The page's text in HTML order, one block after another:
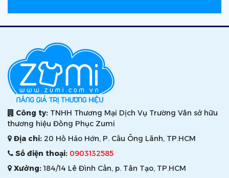
Công ty: TNHH Thương Mại Dịch Vụ Trường Vân sở hữu
thương hiệu Đồng Phục Zumi
Địa chỉ: 20 Hồ Hảo Hớn, P. Cầu Ông Lãnh, TP.HCM
Số điện thoại: 0903132585
Xưởng:184/14 Lê Đình Cẩn, p. Tân Tạo, TP.HCM